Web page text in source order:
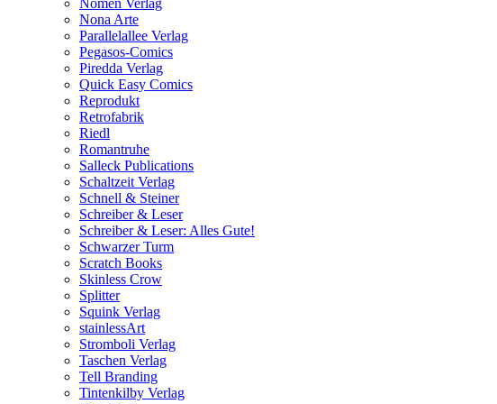
Nomen Verlag
Nona Arte
Parallelallee Verlag
Pegasos-Comics
Piredda Verlag
Quick Easy Comics
Reprodukt
Retrofabrik
Riedl
Romantruhe
Salleck Publications
Schaltzeit Verlag
Schnell & Steiner
Schreiber & Leser
Schreiber & Leser: Alles Gute!
Schwarzer Turm
Scratch Books
Skinless Crow
Splitter
Squink Verlag
stainlessArt
Stromboli Verlag
Taschen Verlag
Tell Branding
Tintenkilby Verlag